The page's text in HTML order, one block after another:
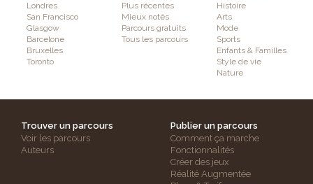
Londres
San Francisco
Glasgow
Barcelone
Bruxelles
Toronto
Plus récentes
Mieux notés
Parcours gratuits
Tous les parcours
Histoire
Arts
Mode
Sports
Enfants & Familles
Style de vie
Nature
Trouver un parcours
Voir les parcours
Auteurs
Publier un parcours
Comment ça marche
Fonctionnalités
Créer des jeux
Réalité Augmentée